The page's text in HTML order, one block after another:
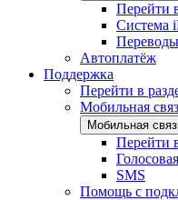
Перейти
Система
Автоплатёж
Поддержка
Перейти в
Мобильная
Мобильная
Перейти
SMS
Помощь с